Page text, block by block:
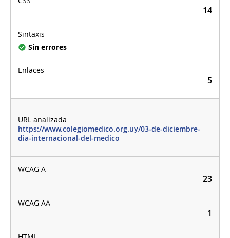
14
Sin errores
5
https://www.colegiomedico.org.uy/03-de-diciembre-
dia-internacional-del-medico
23
1